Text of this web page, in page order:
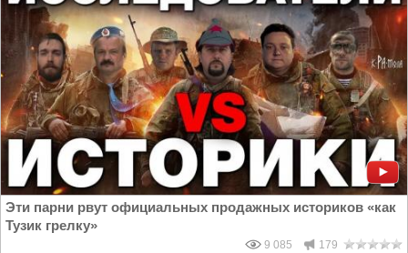
Эти парни рвут официальных продажных историков «как
Тузик грелку»
9 085 179